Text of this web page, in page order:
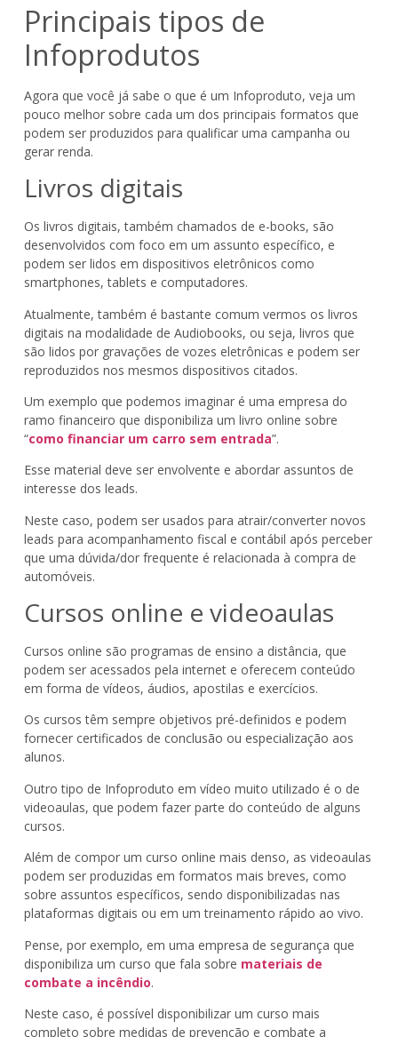
Principais tipos de
Infoprodutos
Agora que você já sabe o que é um Infoproduto, veja um
pouco melhor sobre cada um dos principais formatos que
podem ser produzidos para qualificar uma campanha ou
gerar renda.
Livros digitais
Os livros digitais, também chamados de e-books, são
desenvolvidos com foco em um assunto específico, e
podem ser lidos em dispositivos eletrônicos como
smartphones, tablets e computadores.
Atualmente, também é bastante comum vermos os livros
digitais na modalidade de Audiobooks, ou seja, livros que
são lidos por gravações de vozes eletrônicas e podem ser
reproduzidos nos mesmos dispositivos citados.
Um exemplo que podemos imaginar é uma empresa do
ramo financeiro que disponibiliza um livro online sobre
“como financiar um carro sem entrada”.
Esse material deve ser envolvente e abordar assuntos de
interesse dos leads.
Neste caso, podem ser usados para atrair/converter novos
leads para acompanhamento fiscal e contábil após perceber
que uma dúvida/dor frequente é relacionada à compra de
automóveis.
Cursos online e videoaulas
Cursos online são programas de ensino a distância, que
podem ser acessados pela internet e oferecem conteúdo
em forma de vídeos, áudios, apostilas e exercícios.
Os cursos têm sempre objetivos pré-definidos e podem
fornecer certificados de conclusão ou especialização aos
alunos.
Outro tipo de Infoproduto em vídeo muito utilizado é o de
videoaulas, que podem fazer parte do conteúdo de alguns
cursos.
Além de compor um curso online mais denso, as videoaulas
podem ser produzidas em formatos mais breves, como
sobre assuntos específicos, sendo disponibilizadas nas
plataformas digitais ou em um treinamento rápido ao vivo.
Pense, por exemplo, em uma empresa de segurança que
disponibiliza um curso que fala sobre materiais de
combate a incêndio.
Neste caso, é possível disponibilizar um curso mais
completo sobre medidas de prevenção e combate a